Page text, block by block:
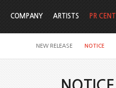
COMPANY ARTISTS PR
NEW RELEASE NOTICE